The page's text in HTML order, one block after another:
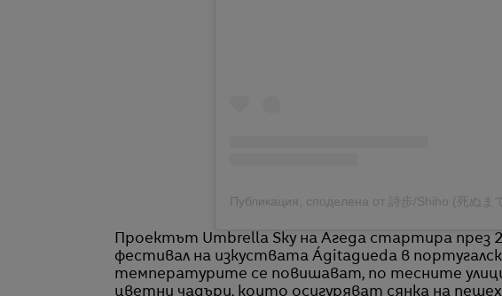
Проектът Umbrella Sky на Агеда стартира през
фестивал на изкуствата Ágitagueda в
температурите се повишават, по тесните
цветни чадъри, които осигуряват сянка на